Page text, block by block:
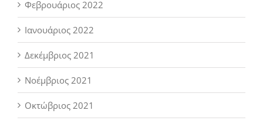
Φεβρουάριος 2022
Ιανουάριος 2022
Δεκέμβριος 2021
Νοέμβριος 2021
Οκτώβριος 2021